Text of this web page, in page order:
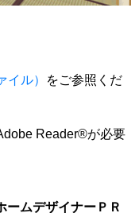
ル）
をご参照くだ
Reader®が必要
ムデザイナーＰＲ